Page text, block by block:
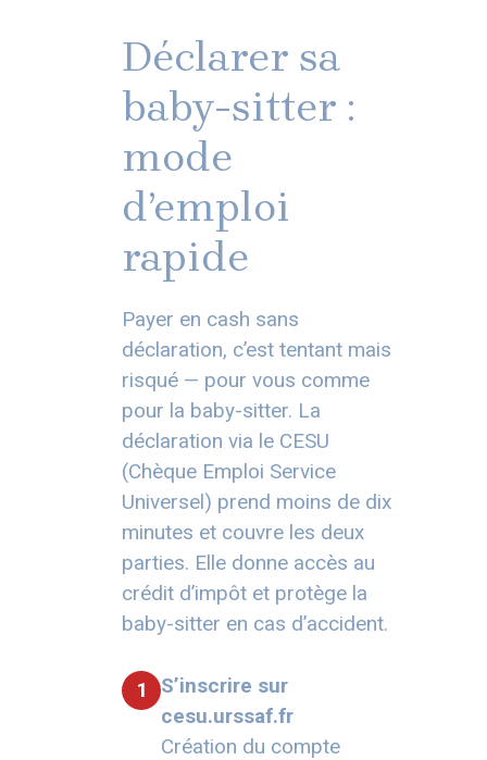
Déclarer sa
baby-sitter :
mode
d’emploi
rapide
Payer en cash sans
déclaration, c’est tentant mais
risqué — pour vous comme
pour la baby-sitter. La
déclaration via le CESU
(Chèque Emploi Service
Universel) prend moins de dix
minutes et couvre les deux
parties. Elle donne accès au
crédit d’impôt et protège la
baby-sitter en cas d’accident.
1
S’inscrire sur
cesu.urssaf.fr
Création du compte